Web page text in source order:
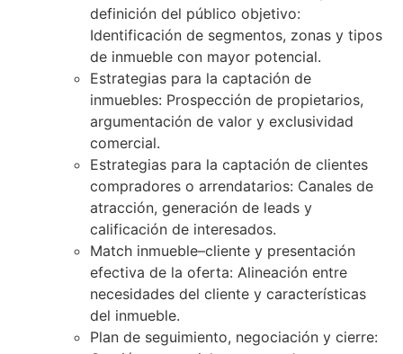
definición del público objetivo:
Identificación de segmentos, zonas y tipos
de inmueble con mayor potencial.
Estrategias para la captación de
inmuebles: Prospección de propietarios,
argumentación de valor y exclusividad
comercial.
Estrategias para la captación de clientes
compradores o arrendatarios: Canales de
atracción, generación de leads y
calificación de interesados.
Match inmueble–cliente y presentación
efectiva de la oferta: Alineación entre
necesidades del cliente y características
del inmueble.
Plan de seguimiento, negociación y cierre: